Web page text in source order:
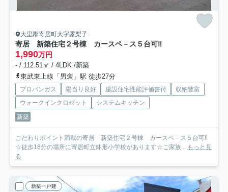
大里郡寄居町大字露梨子
寄居 新築住宅２号棟 カースペ－ス５台可‼
1,990万円
- / 112.51㎡ / 4LDK /新築
東武東上線「男衾」駅 徒歩27分
プロパンガス 陽当り良好 建設住宅性能評価書付
収納豊富
ウォークインクロゼット
システムキッチン
新築
こだわりポイント満載の寄居 新築住宅２号棟 カースペ－ス５台可‼
☆徒歩16分の場所に寄居町立鉢形小学校があります☆ご家族... もっと見
る
新築一戸建